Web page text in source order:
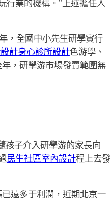
行業的機構。”上述擔任人
，全國中小先生研學實行
計身心診所設計色游學、
，研學游市場發賣範圍無
孩子介入研學游的家長向
民生社區室內設計程上去發
遠多于利潤，近期北京一